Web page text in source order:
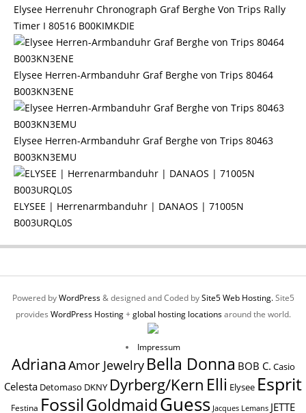
Elysee Herrenuhr Chronograph Graf Berghe Von Trips Rally
Timer I 80516 B00KIMKDIE
Elysee Herren-Armbanduhr Graf Berghe von Trips 80464
B003KN3ENE
Elysee Herren-Armbanduhr Graf Berghe von Trips 80463
B003KN3EMU
ELYSEE | Herrenarmbanduhr | DANAOS | 71005N
B003URQL0S
Powered byWordPress& designed and Coded bySite5 Web Hosting.Site5
provides WordPress Hosting+global hosting locationsaround the world.
Impressum
AdrianaAmor Jewelry Bella Donna BOB C. Casio
Celesta Detomaso DKNY Dyrberg/Kern Elli Elysee Esprit
Festina FossilGoldmaidGuess Jacques Lemans JETTE